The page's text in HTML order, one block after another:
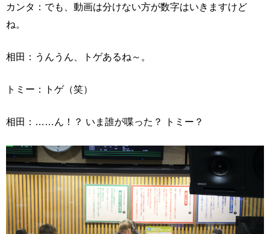
カンタ：でも、動画は分けない方が数字はいきますけど
ね。
相田：うんうん、トゲあるね～。
トミー：トゲ（笑）
相田：……ん！？ いま誰が喋った？ トミー？